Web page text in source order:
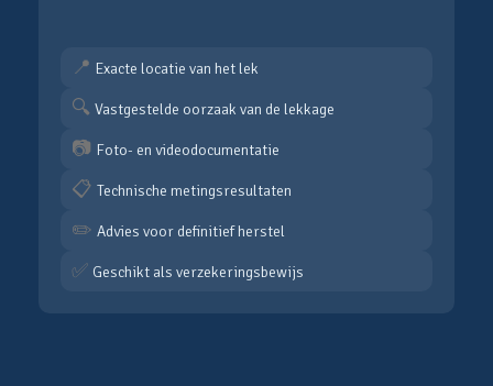
📍 Exacte locatie van het lek
🔍 Vastgestelde oorzaak van de lekkage
📷 Foto- en videodocumentatie
📋 Technische metingsresultaten
✏️ Advies voor definitief herstel
✅ Geschikt als verzekeringsbewijs